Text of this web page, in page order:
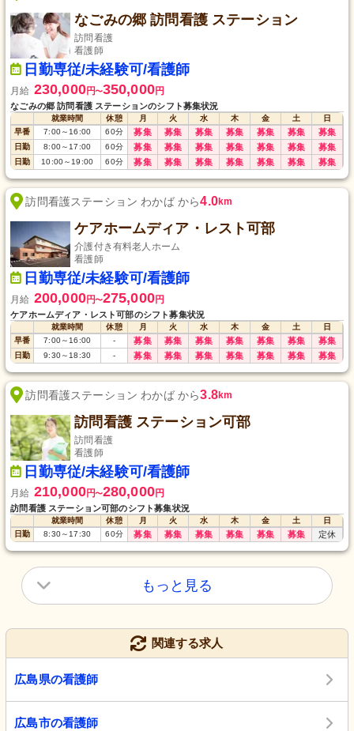
なごみの郷 訪問看護 ステーション
訪問看護
看護師
日勤専従/未経験可/看護師
月給 230,000円〜350,000円
なごみの郷 訪問看護 ステーションのシフト募集状況
就業時間 休憩 月 火 水 木 金 土
日
早番
7:00～16:00 60分 募集 募集 募集 募集 募集 募集 募集
日勤 8:00～17:00 60分 募集 募集 募集 募集 募集 募集 募集
日勤 10:00～19:00 60分 募集 募集 募集 募集 募集 募集 募集
訪問看護ステーション わかば から4.0km
ケアホームディア・レスト可部
介護付き有料老人ホーム
看護師
日勤専従/未経験可/看護師
月給 200,000円〜275,000円
ケアホームディア・レスト可部のシフト募集状況
就業時間 休憩 月 火 水 木 金 土
日
早番
7:00～16:00 - 募集 募集 募集 募集 募集 募集 募集
日勤 9:30～18:30 - 募集 募集 募集 募集 募集 募集 募集
訪問看護ステーション わかば から3.8km
訪問看護 ステーション可部
訪問看護
看護師
日勤専従/未経験可/看護師
月給 210,000円〜280,000円
訪問看護 ステーション可部のシフト募集状況
就業時間 休憩 月 火 水 木 金 土
日
日勤
8:30～17:30 60分 募集 募集 募集 募集 募集 募集 定休
もっと見る
関連する求人
広島県の看護師
広島市の看護師